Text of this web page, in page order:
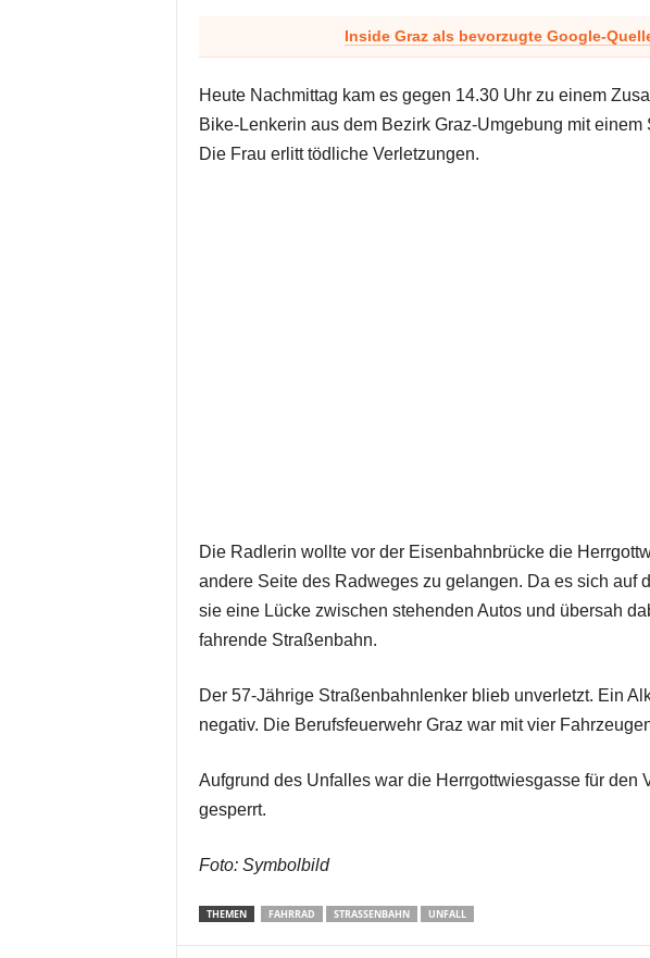
Inside Graz als bevorzugte Google-
Heute Nachmittag kam es gegen 14.30 Uhr zu einem
Bike-Lenkerin aus dem Bezirk Graz-Umgebung mit
Die Frau erlitt tödliche Verletzungen.
Die Radlerin wollte vor der Eisenbahnbrücke die
andere Seite des Radweges zu gelangen. Da es sich auf
sie eine Lücke zwischen stehenden Autos und übersah
fahrende Straßenbahn.
Der 57-Jährige Straßenbahnlenker blieb unverletzt. Ein
negativ. Die Berufsfeuerwehr Graz war mit vier
Aufgrund des Unfalles war die Herrgottwiesgasse für den
gesperrt.
Foto: Symbolbild
THEMEN FAHRRAD STRASSENBAHN UNFALL